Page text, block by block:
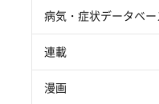
病気・症状データベー
連載
漫画